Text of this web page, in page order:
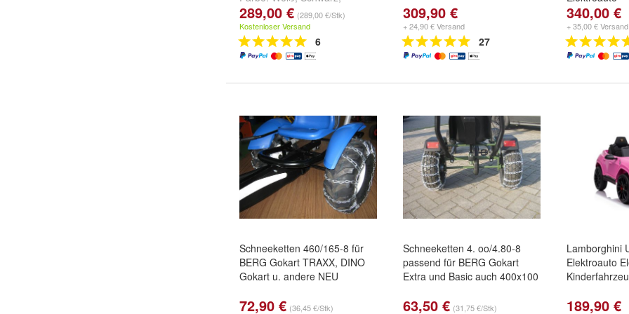
Orangeund weitere ...
289,00 € (289,00 €/Stk)
Kostenloser Versand
6
309,90 €
+ 24,90 € Versand
27
340,00 €
+ 35,00 € Versand
Schneeketten 460/165-8 für
BERG Gokart TRAXX, DINO
Gokart u. andere NEU
72,90 € (36,45 €/Stk)
Schneeketten 4. oo/4.80-8
passend für BERG Gokart
Extra und Basic auch 400x100
63,50 € (31,75 €/Stk)
Lamborghini
Elektroauto
189,90 €